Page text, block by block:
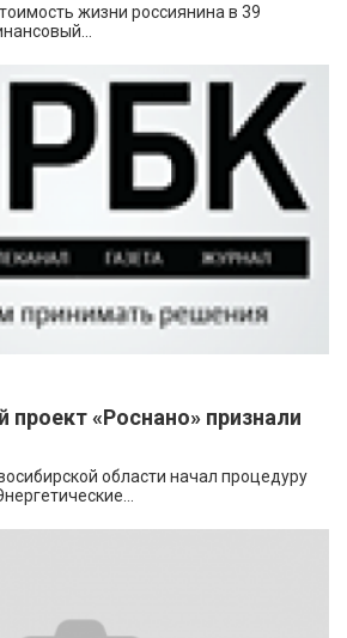
жизни россиянина в 39
«Роснано» признали
области начал процедуру